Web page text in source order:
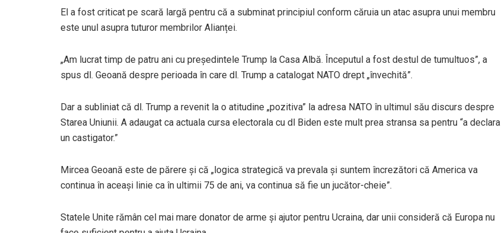
El a fost criticat pe scară largă pentru că a subminat principiul conform căruia un atac asupra unui membru
este unul asupra tuturor membrilor Alianței.
„Am lucrat timp de patru ani cu președintele Trump la Casa Albă. Începutul a fost destul de tumultuos”, a
spus dl. Geoană despre perioada în care dl. Trump a catalogat NATO drept „învechită”.
Dar a subliniat că dl. Trump a revenit la o atitudine „pozitiva” la adresa NATO în ultimul său discurs despre
Starea Uniunii. A adaugat ca actuala cursa electorala cu dl Biden este mult prea stransa sa pentru “a declara
un castigator.”
Mircea Geoană este de părere și că „logica strategică va prevala și suntem încrezători că America va
continua în aceași linie ca în ultimii 75 de ani, va continua să fie un jucător-cheie”.
Statele Unite rămân cel mai mare donator de arme și ajutor pentru Ucraina, dar unii consideră că Europa nu